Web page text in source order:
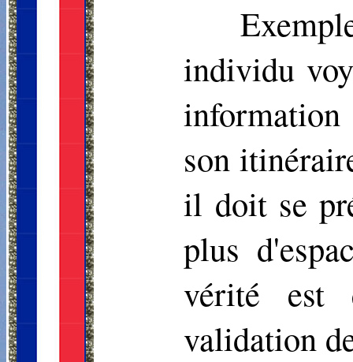
individu
son
il doit se
plus
vérité est
validation